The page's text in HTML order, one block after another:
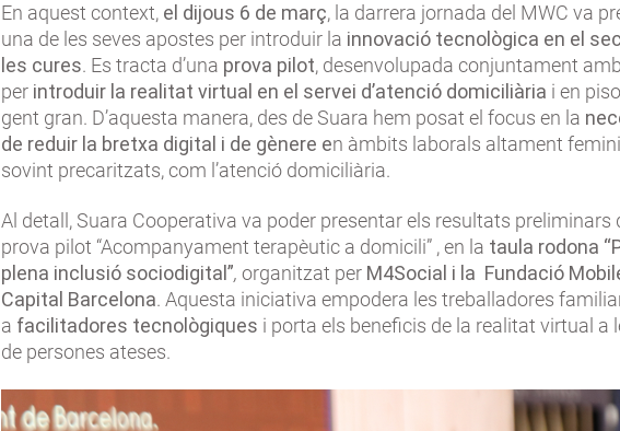
En aquest context, el dijous 6 de març, la darrera jornada del MWC va
una de les seves apostes per introduir la innovació tecnològica en el
les cures. Es tracta d’una prova pilot, desenvolupada conjuntament amb
per introduir la realitat virtual en el servei d’atenció domiciliària i en
gent gran. D’aquesta manera, des de Suara hem posat el focus en la
de reduir la bretxa digital i de gènere en àmbits laborals altament
sovint precaritzats, com l’atenció domiciliària.
Al detall, Suara Cooperativa va poder presentar els resultats preliminars
prova pilot “Acompanyament terapèutic a domicili” , en la taula rodona
plena inclusió sociodigital”, organitzat per M4Social i la Fundació
Capital Barcelona. Aquesta iniciativa empodera les treballadores
a facilitadores tecnològiques i porta els beneficis de la realitat virtual a
de persones ateses.